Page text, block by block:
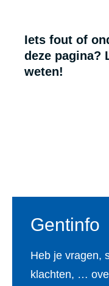
Iets fout of
deze pagina?
weten!
Gentinfo
Heb je vragen,
klachten, …